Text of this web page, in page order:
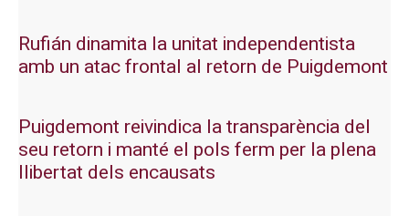
Rufián dinamita la unitat independentista
amb un atac frontal al retorn de Puigdemont
Puigdemont reivindica la transparència del
seu retorn i manté el pols ferm per la plena
llibertat dels encausats